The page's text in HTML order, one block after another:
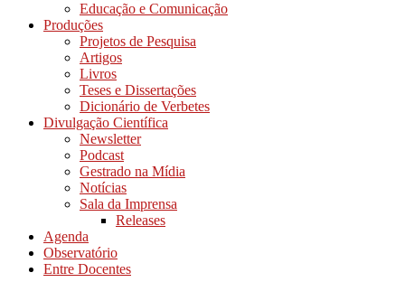
Educação e Comunicação
Produções
Projetos de Pesquisa
Artigos
Livros
Teses e Dissertações
Dicionário de Verbetes
Divulgação Científica
Newsletter
Podcast
Gestrado na Mídia
Notícias
Sala da Imprensa
Releases
Agenda
Observatório
Entre Docentes